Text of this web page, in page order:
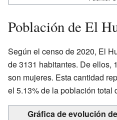
Población de El
Según el censo de 2020, El
de 3131 habitantes. De ellos,
son mujeres. Esta cantidad
el 5.13% de la población total
Gráfica de evolución